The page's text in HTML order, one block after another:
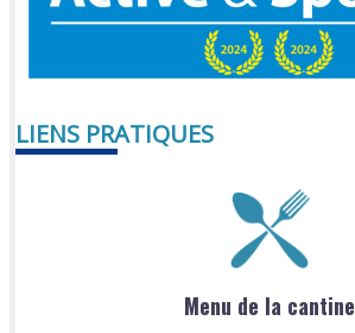
LIENS PRATIQUES
Menu de la cantine